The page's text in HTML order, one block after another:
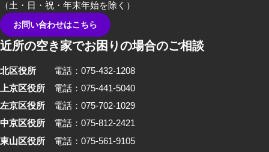
（土・日・祝・年末年始を除く）
お問い合わせはこちら
近所の空き家でお困りの場合のご相談
北区役所
電話：075-432-1208
上京区役所
電話：075-441-5040
左京区役所
電話：075-702-1029
中京区役所
電話：075-812-2421
東山区役所
電話：075-561-9105